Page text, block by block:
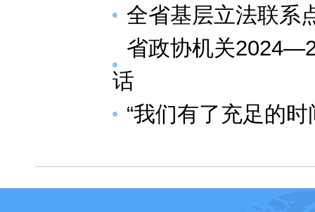
全省基层立法联系
省政协机关
话
“我们有了充足的